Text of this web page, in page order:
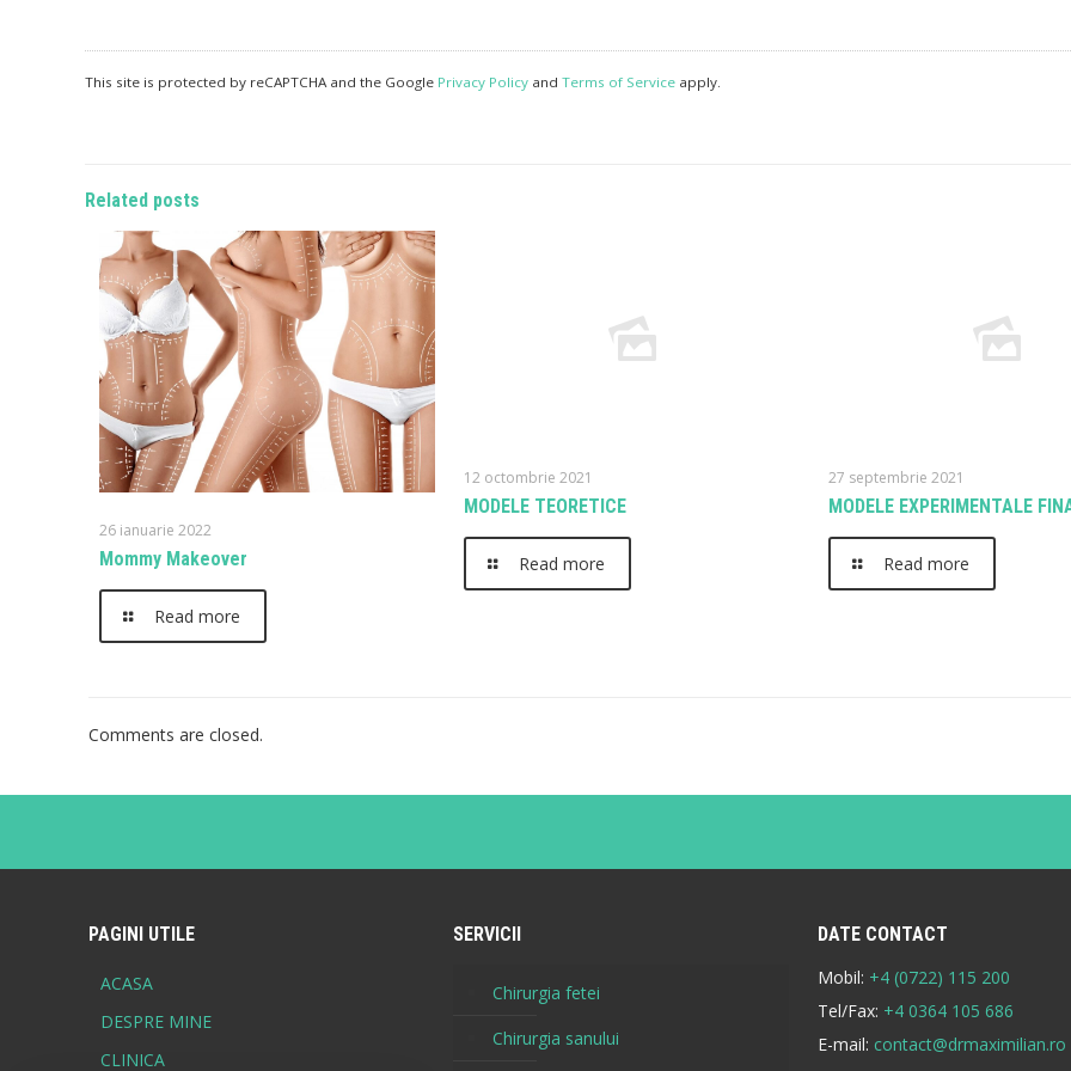
This site is protected by reCAPTCHA and the Google Privacy Policy andTerms of Service apply.
Related posts
26 ianuarie 2022
Mommy Makeover
Read more
12 octombrie 2021
MODELE TEORETICE
Read more
27 septembrie 2021
MODELE EXPERIMENTALE
Read more
Comments are closed.
PAGINI UTILE
ACASA
DESPRE MINE
CLINICA
SERVICII
Chirurgia fetei
Chirurgia sanului
DATE CONTACT
Mobil: +4 (0722) 115 200
Tel/Fax: +4 0364 105 686
E-mail: contact@drmaximilian.ro